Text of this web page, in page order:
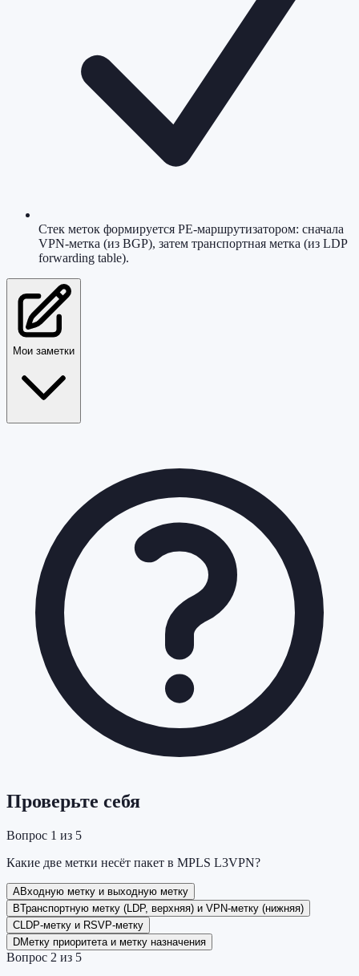
Стек меток формируется PE-маршрутизатором: сначала
VPN-метка (из BGP), затем транспортная метка (из LDP
forwarding table).
Мои заметки
Проверьте себя
Вопрос 1 из 5
Какие две метки несёт пакет в MPLS L3VPN?
AВходную метку и выходную метку
BТранспортную метку (LDP, верхняя) и VPN-метку (нижняя)
C LDP-метку и RSVP-метку
DМетку приоритета и метку назначения
Вопрос 2 из 5